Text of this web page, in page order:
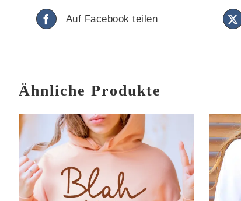
Auf Facebook teilen
Ähnliche Produkte
IN DEN WARENKORB
/